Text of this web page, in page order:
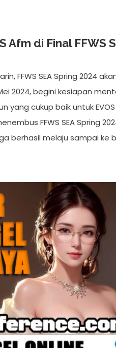
Afm di Final FFWS
FFWS SEA Spring 2024
2024, begini kesiapan
yang cukup baik untuk
FFWS SEA Spring
berhasil melaju sampai ke